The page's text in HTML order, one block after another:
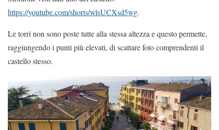
https://youtube.com/shorts/wlsUCXsd5wg.
Le torri non sono poste tutte alla stessa altezza e questo permette,
raggiungendo i punti più elevati, di scattare foto comprendenti il
castello stesso.